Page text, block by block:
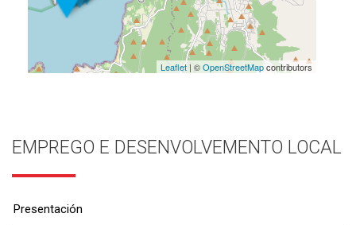
Leaflet| ©OpenStreetMapcontributors
EMPREGO E DESENVOLVEMENTO LOCAL
Presentación